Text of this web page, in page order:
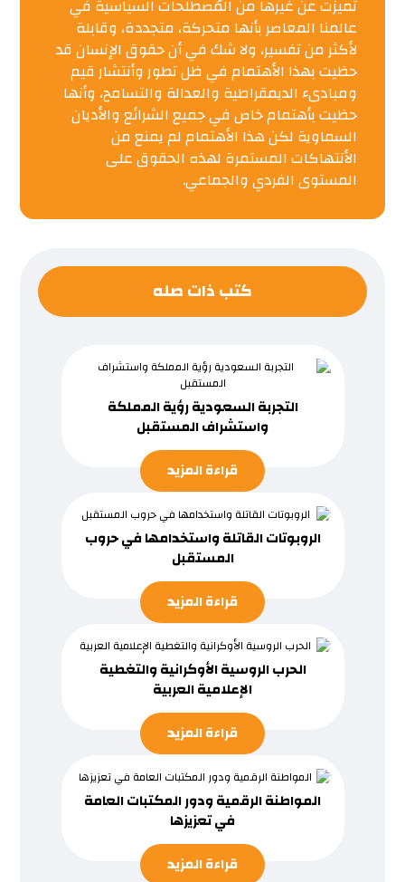
تميزت عن غيرها من المُصطلحات السياسية في
عالمنا المعاصر بأنها متحركة، متجددة، وقابلة
لأكثر من تفسير، ولا شك في أن حقوق الإنسان قد
حظيت بهذا الأهتمام في ظل تطور وأنتشار قيم
ومبادىء الديمقراطية والعدالة والتسامح، وأنها
حظيت بأهتمام خاص في جميع الشرائع والأديان
السماوية لكن هذا الأهتمام لم يمنع من
الأنتهاكات المستمرة لهذه الحقوق على
المستوى الفردي والجماعي.
كتب ذات صله
التجربة السعودية رؤية المملكة
واستشراف المستقبل
قراءة المزيد
الروبوتات القاتلة واستخدامها في حروب
المستقبل
قراءة المزيد
الحرب الروسية الأوكرانية والتغطية
الإعلامية العربية
قراءة المزيد
المواطنة الرقمية ودور المكتبات العامة
في تعزيزها
قراءة المزيد